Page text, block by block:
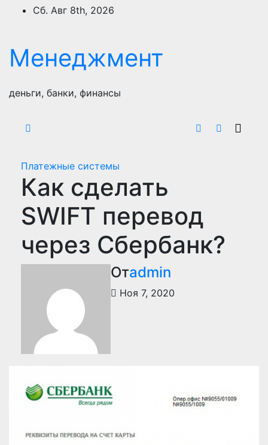
ПерейтиСб. Авг 8th, 2026
Менеджмент
деньги, банки, финансы
Платежные системы
Как сделать
SWIFT перевод
через Сбербанк?
Отadmin
Ноя 7, 2020